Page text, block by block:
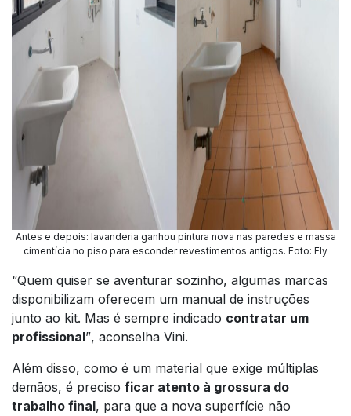
Antes e depois: lavanderia ganhou pintura nova nas paredes e massa
cimentícia no piso para esconder revestimentos antigos. Foto: Fly
“Quem quiser se aventurar sozinho, algumas marcas
disponibilizam oferecem um manual de instruções
junto ao kit. Mas é sempre indicado contratar um
profissional”, aconselha Vini.
Além disso, como é um material que exige múltiplas
demãos, é preciso ficar atento à grossura do
trabalho final, para que a nova superfície não